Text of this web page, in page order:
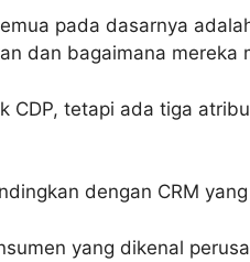
pada dasarnya
dan bagaimana mereka
tetapi ada tiga
dengan CRM
yang dikenal